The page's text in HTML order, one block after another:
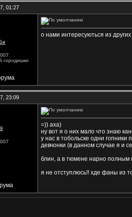
01:27
городишко
о нами интересуються из
23:09
=)) аха)
ну вот я о них мало что знаю
у нас в тобольске одни гопники
девчонки (в данном случае я и
блин, а в тюмене нарно полным
я не отступлюсь!! хде фаны из